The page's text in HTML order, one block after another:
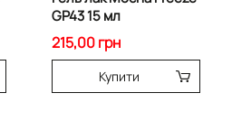
GP43 15 мл
215,00 грн
Купити